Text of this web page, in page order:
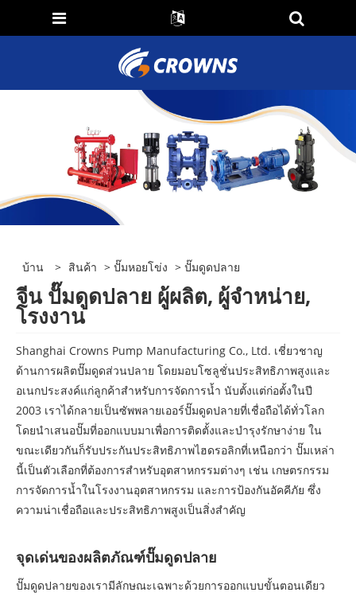
บ้าน > สินค้า >ปั๊มหอยโข่ง > ปั๊มดูดปลาย
จีน ปั๊มดูดปลาย ผู้ผลิต, ผู้จำหน่าย,
โรงงาน
Shanghai Crowns Pump Manufacturing Co., Ltd. เชี่ยวชาญ
ด้านการผลิตปั๊มดูดส่วนปลาย โดยมอบโซลูชั่นประสิทธิภาพสูงและ
อเนกประสงค์แก่ลูกค้าสำหรับการจัดการน้ำ นับตั้งแต่ก่อตั้งในปี
2003 เราได้กลายเป็นซัพพลายเออร์ปั๊มดูดปลายที่เชื่อถือได้ทั่วโลก
โดยนำเสนอปั๊มที่ออกแบบมาเพื่อการติดตั้งและบำรุงรักษาง่าย ใน
ขณะเดียวกันก็รับประกันประสิทธิภาพไฮดรอลิกที่เหนือกว่า ปั๊มเหล่า
นี้เป็นตัวเลือกที่ต้องการสำหรับอุตสาหกรรมต่างๆ เช่น เกษตรกรรม
การจัดการน้ำในโรงงานอุตสาหกรรม และการป้องกันอัคคีภัย ซึ่ง
ความน่าเชื่อถือและประสิทธิภาพสูงเป็นสิ่งสำคัญ
จุดเด่นของผลิตภัณฑ์ปั๊มดูดปลาย
ปั๊มดูดปลายของเรามีลักษณะเฉพาะด้วยการออกแบบขั้นตอนเดียว